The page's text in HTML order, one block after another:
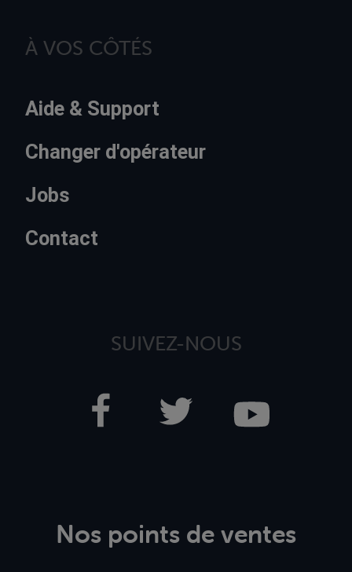
À VOS CÔTÉS
Aide & Support
Changer d'opérateur
Jobs
Contact
SUIVEZ-NOUS
Nos points de ventes